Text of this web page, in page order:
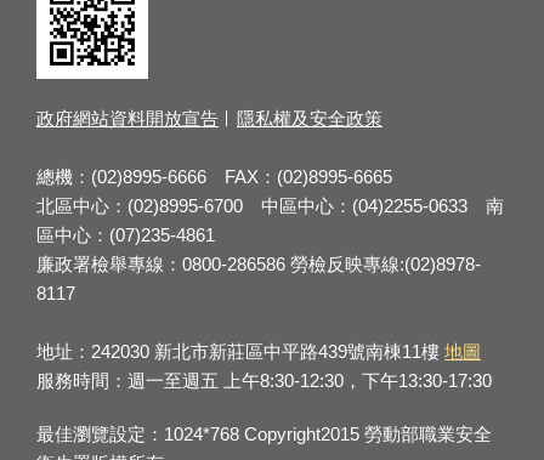
政府網站資料開放宣告 隱私權及安全政策
總機：(02)8995-6666 FAX：(02)8995-6665
北區中心：(02)8995-6700 中區中心：(04)2255-0633 南
區中心：(07)235-4861
廉政署檢舉專線：0800-286586 勞檢反映專線:(02)8978-
8117
地址：242030 新北市新莊區中平路439號南棟11樓 地圖
服務時間：週一至週五 上午8:30-12:30，下午13:30-17:30
最佳瀏覽設定：1024*768 Copyright2015 勞動部職業安全